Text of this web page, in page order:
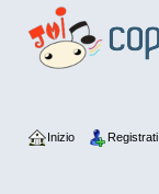
Inizio Registrati